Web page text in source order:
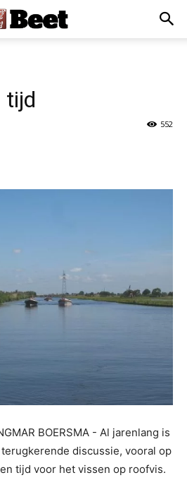
tijd
552
BOERSMA - Al jarenlang is
discussie, vooral op
tijd voor het vissen op roofvis.